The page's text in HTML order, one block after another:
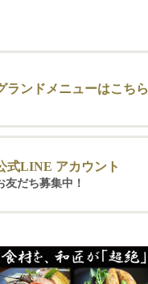
ランドメニューはこちら
式LINE アカウント
友だち募集中！